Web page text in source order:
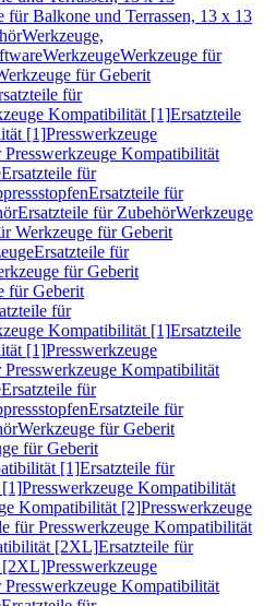
für Balkone und Terrassen, 13 x 13
Werkzeuge,
WerkzeugeWerkzeuge für
für Geberit
für
Kompatibilität [1]Ersatzteile
[1]Presswerkzeuge
Presswerkzeuge Kompatibilität
Ersatzteile für
Ersatzteile für
Ersatzteile für ZubehörWerkzeuge
Werkzeuge für Geberit
Ersatzteile für
für Geberit
für Geberit
für
Kompatibilität [1]Ersatzteile
[1]Presswerkzeuge
Presswerkzeuge Kompatibilität
Ersatzteile für
Ersatzteile für
Werkzeuge für Geberit
für Geberit
[1]Ersatzteile für
[1]Presswerkzeuge Kompatibilität
Kompatibilität [2]Presswerkzeuge
für Presswerkzeuge Kompatibilität
[2XL]Ersatzteile für
[2XL]Presswerkzeuge
Presswerkzeuge Kompatibilität